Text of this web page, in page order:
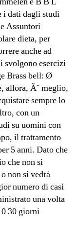
i dati dagli studi
Assuntori
dieta, per
anche ad
svolgono esercizi
Brass bell: Ø
allora, Ã¨ meglio,
sempre lo
con un
su uomini con
il trattamento
5 anni. Dato che
che non si
non si vedrà
numero di casi
una volta
30 giorni